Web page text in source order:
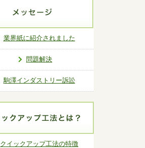
業界紙に紹介されました
問題解決
駒澤インダストリー訴訟
クイックアップ工法の特徴